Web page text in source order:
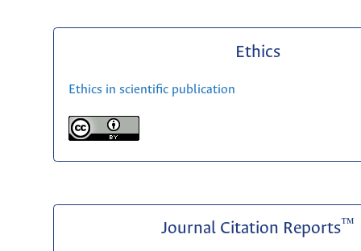
Ethics
Ethics in scientific publication
Journal Citation Reports™